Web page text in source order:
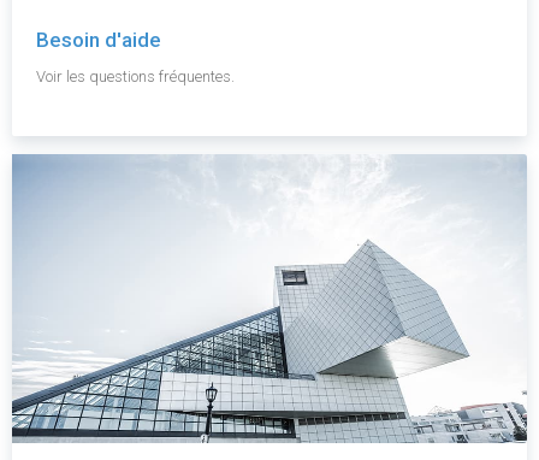
Besoin d'aide
Voir les questions fréquentes.